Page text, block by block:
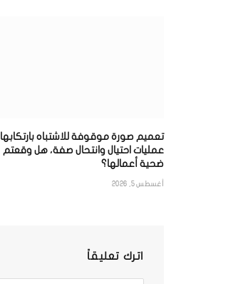
تعميم صورة موقوفة للاشتباه بارتكابها
عمليات احتيال وانتحال صفة، هل وقعتم
ضحية أعمالها؟
أغسطس 5, 2026
اترك تعليقاً